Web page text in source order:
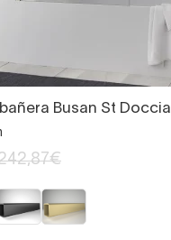
Busan St Doccia